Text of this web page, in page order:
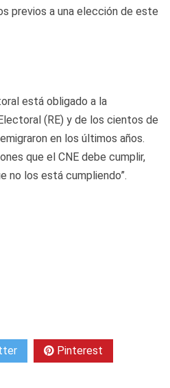
previos a una elección de este
está obligado a la
(RE) y de los cientos de
en los últimos años.
que el CNE debe cumplir,
no los está cumpliendo”.
Pinterest